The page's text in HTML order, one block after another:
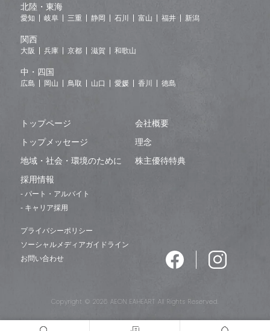
トップページ
会社概要
トップメッセージ
理念
地域・社会・環境のために
株主優待特典
採用情報
- パート・アルバイト
- キャリア採用
プライバシーポリシー
ソーシャルメディアガイドライン
お問い合わせ
北陸・東海
愛知 岐阜 三重 静岡 石川 富山 福井 新潟
関西
大阪 兵庫 京都 滋賀 和歌山
中・四国
広島 岡山 鳥取 山口 愛媛 香川 徳島
Copyright © 2026 AEON EAHEART All Rights Reserved.